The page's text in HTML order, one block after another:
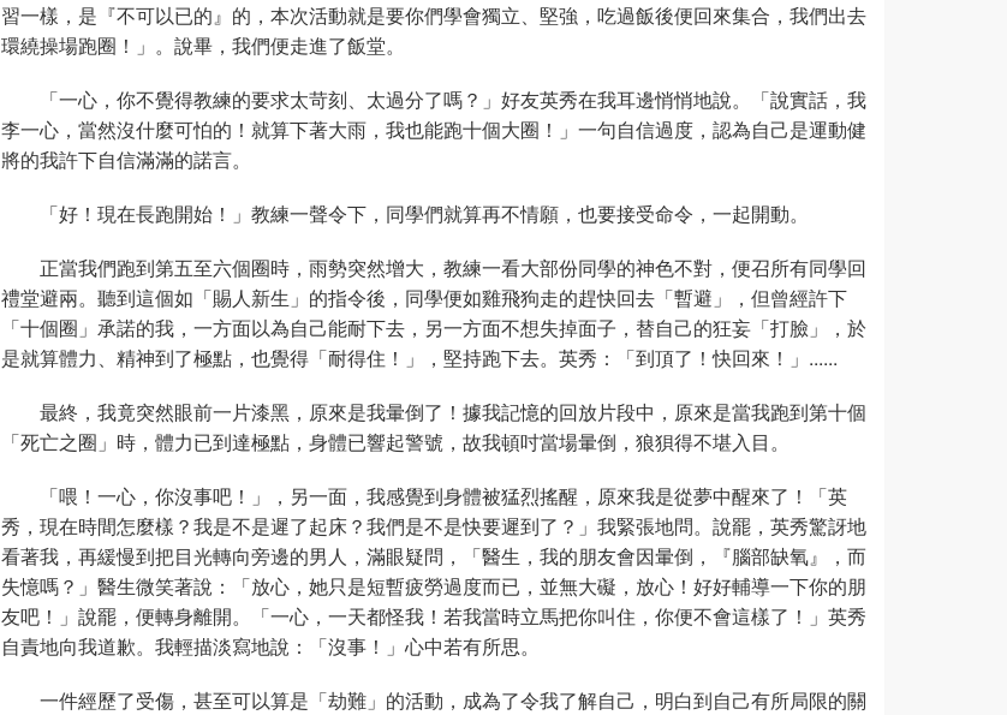
習一樣，是『不可以已的』的，本次活動就是要你們學會獨立、堅強，吃過飯後便回來集合，我們出去
環繞操場跑圈！」。說畢，我們便走進了飯堂。
「一心，你不覺得教練的要求太苛刻、太過分了嗎？」好友英秀在我耳邊悄悄地說。「說實話，我
李一心，當然沒什麼可怕的！就算下著大雨，我也能跑十個大圈！」一句自信過度，認為自己是運動健
將的我許下自信滿滿的諾言。
「好！現在長跑開始！」教練一聲令下，同學們就算再不情願，也要接受命令，一起開動。
正當我們跑到第五至六個圈時，雨勢突然增大，教練一看大部份同學的神色不對，便召所有同學回
禮堂避兩。聽到這個如「賜人新生」的指令後，同學便如雞飛狗走的趕快回去「暫避」，但曾經許下
「十個圈」承諾的我，一方面以為自己能耐下去，另一方面不想失掉面子，替自己的狂妄「打臉」，於
是就算體力、精神到了極點，也覺得「耐得住！」，堅持跑下去。英秀：「到頂了！快回來！」......
最終，我竟突然眼前一片漆黑，原來是我暈倒了！據我記憶的回放片段中，原來是當我跑到第十個
「死亡之圈」時，體力已到達極點，身體已響起警號，故我頓吋當場暈倒，狼狽得不堪入目。
「喂！一心，你沒事吧！」，另一面，我感覺到身體被猛烈搖醒，原來我是從夢中醒來了！「英
秀，現在時間怎麼樣？我是不是遲了起床？我們是不是快要遲到了？」我緊張地問。說罷，英秀驚訝地
看著我，再緩慢到把目光轉向旁邊的男人，滿眼疑問，「醫生，我的朋友會因暈倒，『腦部缺氧』，而
失憶嗎？」醫生微笑著說：「放心，她只是短暫疲勞過度而已，並無大礙，放心！好好輔導一下你的朋
友吧！」說罷，便轉身離開。「一心，一天都怪我！若我當時立馬把你叫住，你便不會這樣了！」英秀
自責地向我道歉。我輕描淡寫地說：「沒事！」心中若有所思。
一件經歷了受傷，甚至可以算是「劫難」的活動，成為了令我了解自己，明白到自己有所局限的關